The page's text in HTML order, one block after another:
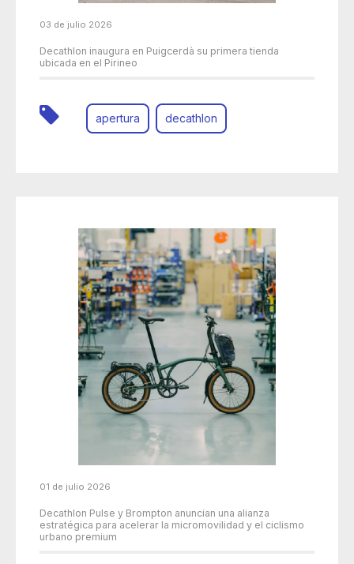
03 de julio 2026
Decathlon inaugura en Puigcerdà su primera tienda
ubicada en el Pirineo
apertura decathlon
01 de julio 2026
Decathlon Pulse y Brompton anuncian una alianza
estratégica para acelerar la micromovilidad y el ciclismo
urbano premium